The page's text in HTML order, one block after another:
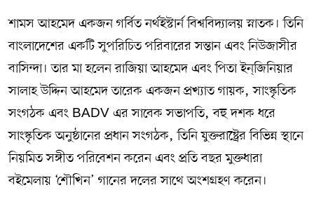
শামস আহমেদ একজন গর্বিত নর্থইস্টার্ন বিশ্ববিদ্যালয় স্নাতক। তিনি
বাংলাদেশের একটি সুপরিচিত পরিবারের সন্তান এবং নিউজাসীর
বাসিন্দা। তার মা হলেন রাজিয়া আহমেদ এবং পিতা ইন্জিনিয়ার
সালাহ উদ্দিন আহমেদ তারেক একজন প্রখ্যাত গায়ক, সাংস্কৃতিক
সংগঠক এবং BADV এর সাবেক সভাপতি, বহু দশক ধরে
সাংস্কৃতিক অনুষ্ঠানের প্রধান সংগঠক, তিনি যুক্তরাষ্ট্রের বিভিন্ন স্থানে
নিয়মিত সঙ্গীত পরিবেশন করেন এবং প্রতি বছর মুক্তধারা
বইমেলায় ‘শৌখিন’ গানের দলের সাথে অংশগ্রহণ করেন।